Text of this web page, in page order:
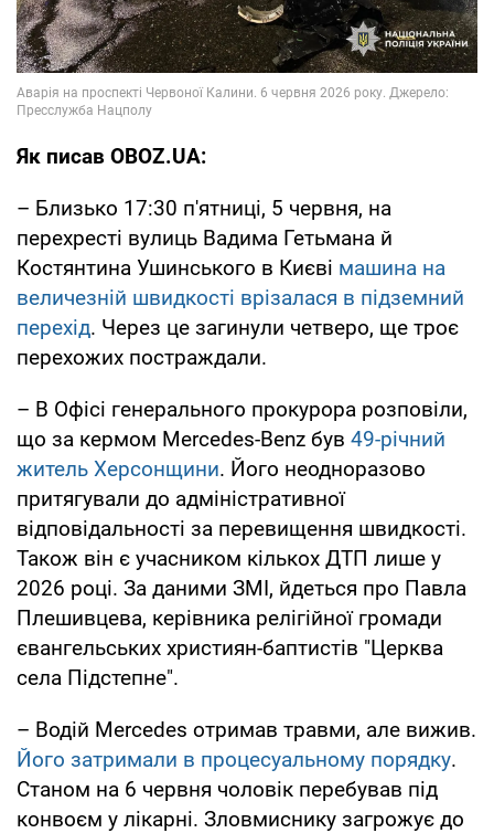
Як писав OBOZ.UA:
– Близько 17:30 п'ятниці, 5 червня, на
перехресті вулиць Вадима Гетьмана й
Костянтина Ушинського в Києві машина на
величезній швидкості врізалася в підземний
перехід. Через це загинули четверо, ще троє
перехожих постраждали.
– В Офісі генерального прокурора розповіли,
що за кермом Mercedes-Benz був 49-річний
житель Херсонщини. Його неодноразово
притягували до адміністративної
відповідальності за перевищення швидкості.
Також він є учасником кількох ДТП лише у
2026 році. За даними ЗМІ, йдеться про Павла
Плешивцева, керівника релігійної громади
євангельських християн-баптистів "Церква
села Підстепне".
– Водій Mercedes отримав травми, але вижив.
Його затримали в процесуальному порядку.
Станом на 6 червня чоловік перебував під
конвоєм у лікарні. Зловмиснику загрожує до